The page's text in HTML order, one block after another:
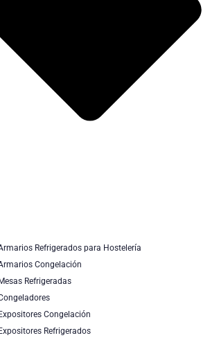
Refrigerados para Hostelería
Congelación
Mesas Refrigeradas
Expositores Congelación
Expositores Refrigerados